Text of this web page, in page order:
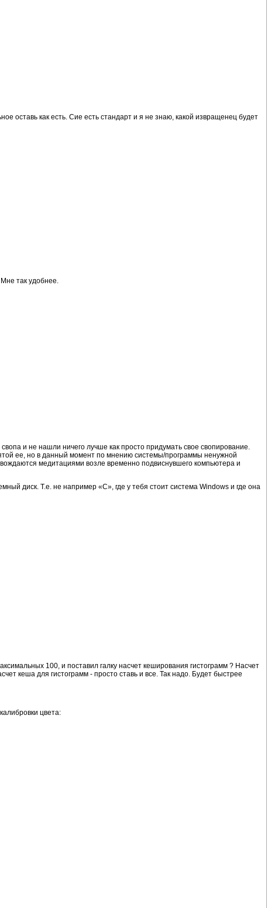
оставь как есть. Сие есть стандарт и я не знаю, какой извращенец будет
так удобнее.
и не нашли ничего лучше как просто придумать свое свопирование.
ее, но в данный момент по мнению системы/программы ненужной
медитациями возле временно подвиснувшего компьютера и
диск. Т.е. не например «C», где у тебя стоит система Windows и где она
100, и поставил галку насчет кеширования гистограмм ? Насчет
кеша для гистограмм - просто ставь и все. Так надо. Будет быстрее
цвета: